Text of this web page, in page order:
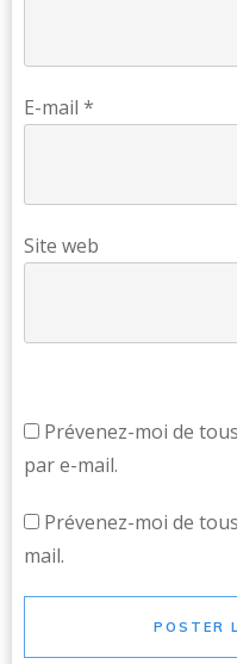
E-mail *
Site web
Prévenez-moi de
par e-mail.
Prévenez-moi de
mail.
POSTER